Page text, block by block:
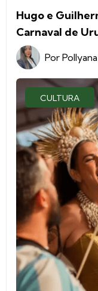
Hugo e
Carnaval de
Por
CULTURA